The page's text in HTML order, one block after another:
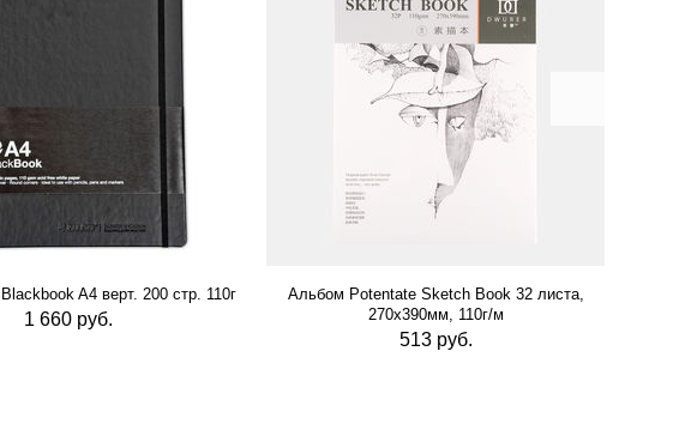
A4 верт. 200 стр. 110г
1 660 руб.
Альбом Potentate Sketch Book 32 листа,
270х390мм, 110г/м
513 руб.